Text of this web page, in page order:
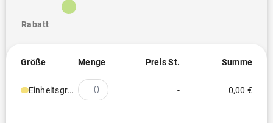
Rabatt
Größe Menge Preis St. Summe
Einheitsgröße - 0,00 €